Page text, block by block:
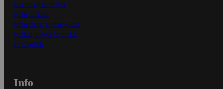
Ensitilaajan ohjeet
Näin maksat
Näin tilaat ja muokkaat
Kaikki ohjeet ja vinkit
In English
Info